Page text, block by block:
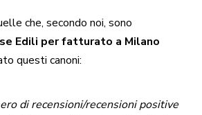
che, secondo noi, sono
Edili per fatturato a Milano
questi canoni:
di recensioni/recensioni positive